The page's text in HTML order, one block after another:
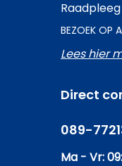
BEZOEK OP
Lees hier
Direct
089-
Ma - Vr: